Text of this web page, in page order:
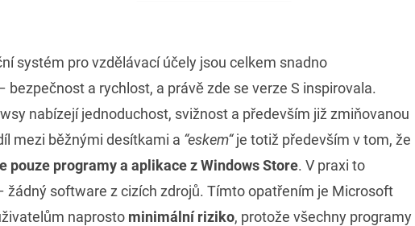
systém pro vzdělávací účely jsou celkem snadno
bezpečnost a rychlost, a právě zde se verze S inspirovala.
nabízejí jednoduchost, svižnost a především již zmiňovanou
mezi běžnými desítkami a “eskem“je totiž především v tom, že
pouze programy a aplikace z Windows Store. V praxi to
žádný software z cizích zdrojů. Tímto opatřením je Microsoft
naprosto minimální riziko, protože všechny programy